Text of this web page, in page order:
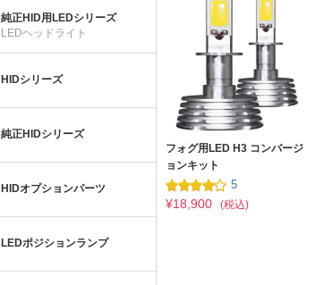
フォグ用LED H3 コンバージ
ョンキット
5
¥18,900 (税込)
純正HID用LEDシリーズ
LEDヘッドライト
HIDシリーズ
純正HIDシリーズ
HIDオプションパーツ
LEDポジションランプ